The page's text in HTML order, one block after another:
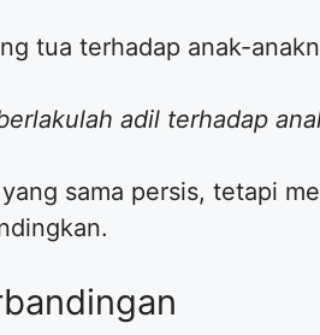
tua terhadap anak-
adil terhadap
sama persis, tetapi